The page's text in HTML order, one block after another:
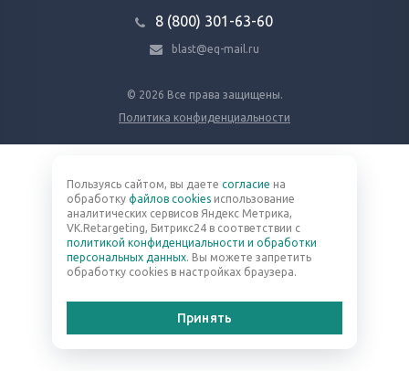
© 2026 Все права защищены.
Политика конфиденциальности
8 (800) 301-63-60
blast@eq-mail.ru
Пользуясь сайтом, вы даете согласие на
обработку файлов cookies использование
аналитических сервисов Яндекс Метрика,
VK.Retargeting, Битрикс24 в соответствии с
политикой конфиденциальности и обработки
персональных данных. Вы можете запретить
обработку cookies в настройках браузера.
Принять